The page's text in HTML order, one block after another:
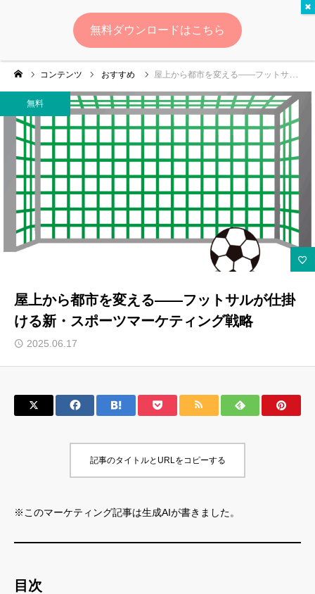
無料
コンテンツ おすすめ 屋上から都市を変える――フットサルが仕掛ける新・スポーツマーケティング戦略
無料
屋上から都市を変える――フットサルが仕掛
ける新・スポーツマーケティング戦略
2025.06.17
記事のタイトルとURLをコピーする
※このマーケティング記事は生成AIが書きました。
目次
ログイン 会員登録
ゆいマーケとは？
実績・お客様の声
無料診断
コンテンツ
スポンサー登録
サロン会員登録
ログイン
利用規約
よくあるご質問
運営会社
マーケター診断コンテンツ
LINE公式
無料ダウンロードはこちら